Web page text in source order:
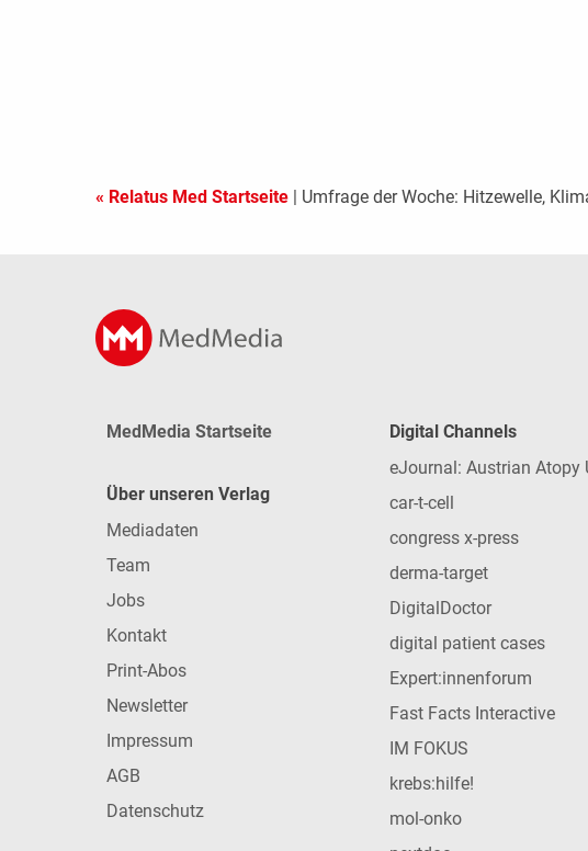
« Relatus Med Startseite | Umfrage der Woche: Hitzewelle,
MedMedia Startseite
Über unseren Verlag
Mediadaten
Team
Jobs
Kontakt
Print-Abos
Newsletter
Impressum
AGB
Datenschutz
Digital Channels
eJournal: Austrian Atopy
car-t-cell
congress x-press
derma-target
DigitalDoctor
digital patient cases
Expert:innenforum
Fast Facts Interactive
IM FOKUS
krebs:hilfe!
mol-onko